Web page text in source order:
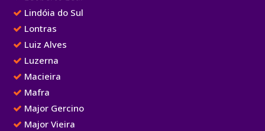
Lindóia do Sul
Lontras
Luiz Alves
Luzerna
Macieira
Mafra
Major Gercino
Major Vieira